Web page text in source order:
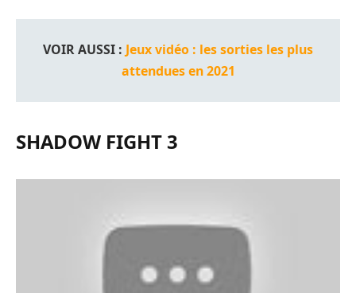
VOIR AUSSI : Jeux vidéo : les sorties les plus
attendues en 2021
SHADOW FIGHT 3